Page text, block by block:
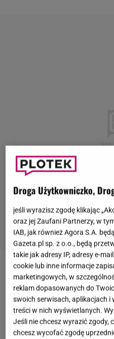
Nie da się ukryć, że
Wiśniewskiego
zainteresowanie.
Magda Femme. Później
następnieAnną Świątczak
Droga Użytkowniczko,
jeśli wyrazisz zgodę klikając
oraz jej Zaufani Partnerzy, w
IAB, jak również Agora S.A.
Gazeta.pl sp. z o.o., będą
takie jak adresy IP, adresy e-
cookie lub inne informacje
marketingowych, w
reklam dopasowanych do
swoich serwisach, aplikacjach i
treści w nich wyświetlanych.
Jeśli nie chcesz wyrazić zgody,
chcesz wycofać zgodę